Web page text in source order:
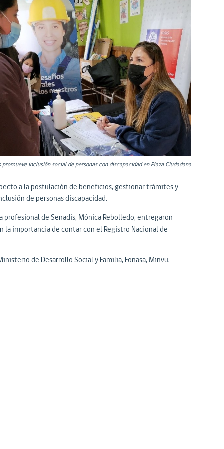
promueve inclusión social de personas con discapacidad en Plaza Ciudadana
a la postulación de beneficios, gestionar trámites y
de personas discapacidad.
de Senadis, Mónica Rebolledo, entregaron
importancia de contar con el Registro Nacional de
de Desarrollo Social y Familia, Fonasa, Minvu,